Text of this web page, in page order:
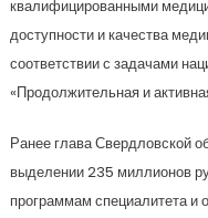
квалифицированными
доступности и качества
соответствии с задачами
«Продолжительная и
Ранее глава Свердловской
выделении 235 миллионов
программам специалитета